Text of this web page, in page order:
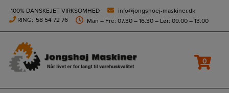
height="0" width="0" style="display:none;visibility:hidden">
100% DANSKEJET VIRKSOMHED
info@jongshoej-maskiner.dk
RING: 58 54 72 76 Man – Fre: 07.30 – 16.30 – Lør: 09.00 – 13.00
0